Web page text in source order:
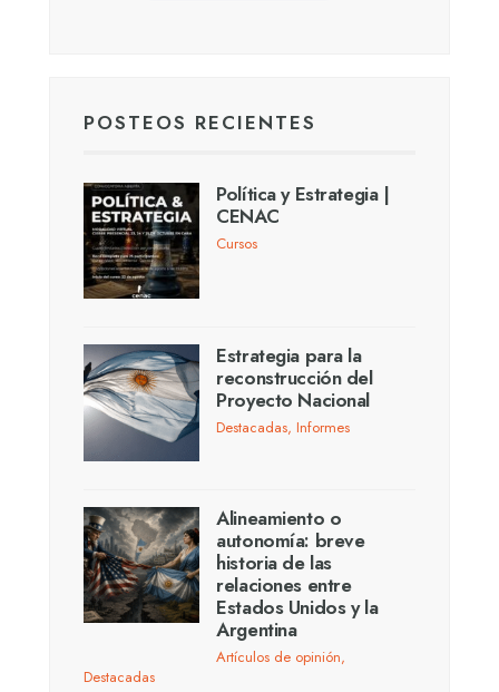
POSTEOS RECIENTES
Política y Estrategia |
CENAC
Cursos
Estrategia para la
reconstrucción del
Proyecto Nacional
Destacadas, Informes
Alineamiento o
autonomía: breve
historia de las
relaciones entre
Estados Unidos y la
Argentina
Artículos de opinión,
Destacadas